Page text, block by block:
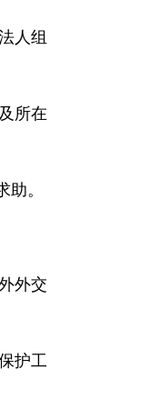
人组
所在
。
外交
护工